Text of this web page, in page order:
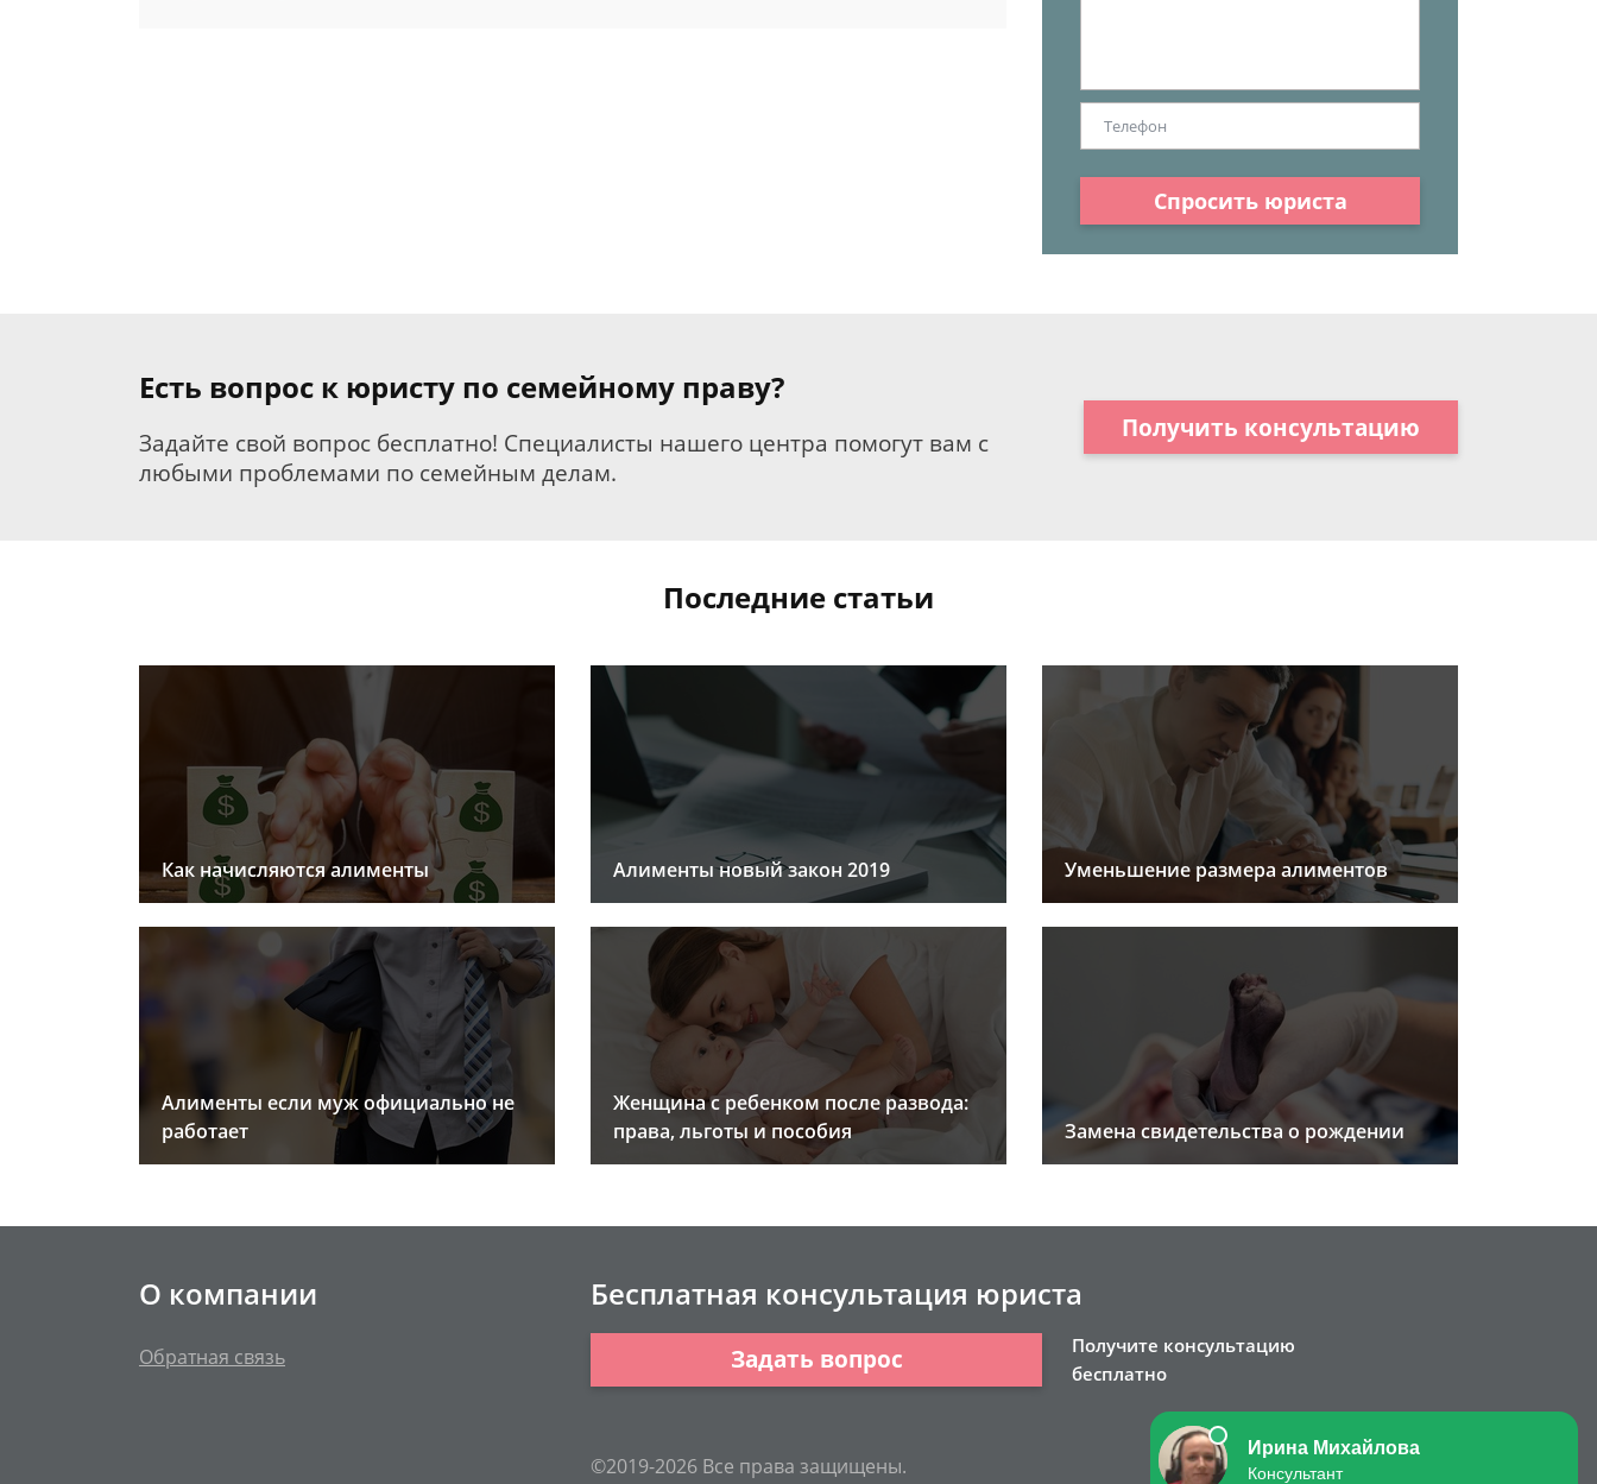
Спросить юриста
Есть вопрос к юристу по семейному праву?
Задайте свой вопрос бесплатно! Специалисты нашего центра помогут вам с
любыми проблемами по семейным делам.
Получить консультацию
Последние статьи
Как начисляются алименты Алименты новый закон 2019 Уменьшение размера алиментов
Алименты если муж официально не
работает
Женщина с ребенком после развода:
права, льготы и пособия
Замена свидетельства о рождении
О компании
Обратная связь
Бесплатная консультация юриста
Задать вопрос
Получите консультацию
бесплатно
©2019-2026 Все права защищены.